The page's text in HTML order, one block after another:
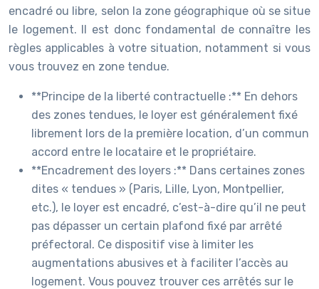
encadré ou libre, selon la zone géographique où se situe
le logement. Il est donc fondamental de connaître les
règles applicables à votre situation, notamment si vous
vous trouvez en zone tendue.
**Principe de la liberté contractuelle :** En dehors
des zones tendues, le loyer est généralement fixé
librement lors de la première location, d’un commun
accord entre le locataire et le propriétaire.
**Encadrement des loyers :** Dans certaines zones
dites « tendues » (Paris, Lille, Lyon, Montpellier,
etc.), le loyer est encadré, c’est-à-dire qu’il ne peut
pas dépasser un certain plafond fixé par arrêté
préfectoral. Ce dispositif vise à limiter les
augmentations abusives et à faciliter l’accès au
logement. Vous pouvez trouver ces arrêtés sur le